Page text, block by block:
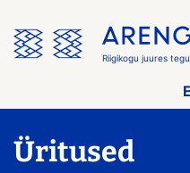
menüü
vahele
Riigikogu juures
Üritused